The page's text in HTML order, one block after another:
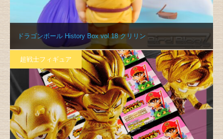
ドラゴンボール History Box vol.18 クリリン
超戦士フィギュア